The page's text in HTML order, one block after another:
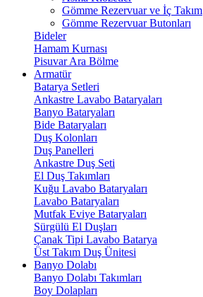
Gömme Rezervuar ve İç Takım
Gömme Rezervuar Butonları
Bideler
Hamam Kurnası
Pisuvar Ara Bölme
Armatür
Batarya Setleri
Ankastre Lavabo Bataryaları
Banyo Bataryaları
Bide Bataryaları
Duş Kolonları
Duş Panelleri
Ankastre Duş Seti
El Duş Takımları
Kuğu Lavabo Bataryaları
Lavabo Bataryaları
Mutfak Eviye Bataryaları
Sürgülü El Duşları
Çanak Tipi Lavabo Batarya
Üst Takım Duş Ünitesi
Banyo Dolabı
Banyo Dolabı Takımları
Boy Dolapları